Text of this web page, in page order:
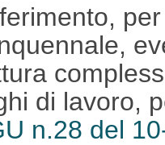
di lavoro,
n.28 del